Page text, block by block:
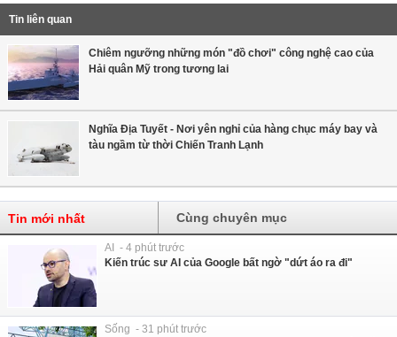
Tin liên quan
Chiêm ngưỡng những món "đồ chơi" công nghệ cao của
Hải quân Mỹ trong tương lai
Nghĩa Địa Tuyết - Nơi yên nghỉ của hàng chục máy bay và
tàu ngầm từ thời Chiến Tranh Lạnh
Tin mới nhất Cùng chuyên mục
AI - 4 phút trước
Kiến trúc sư AI của Google bất ngờ "dứt áo ra đi"
Sống - 31 phút trước